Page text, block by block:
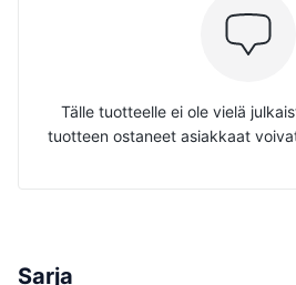
Tälle tuotteelle ei ole vielä
tuotteen ostaneet asiakkaat
Sarja